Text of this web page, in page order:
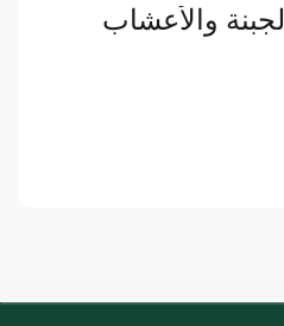
والأعشاب